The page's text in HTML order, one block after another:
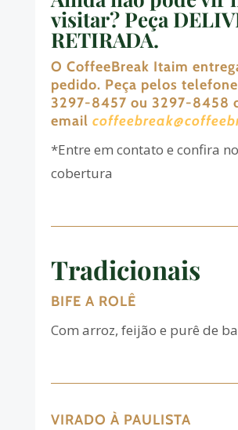
visitar? Peça
RETIRADA.
O CoffeeBreak Itaim
pedido. Peça pelos
3297-8457 ou 3297-8458
email
*Entre em contato e confira
cobertura
Tradicionais
BIFE A ROLÊ
Com arroz, feijão e purê de
VIRADO À PAULISTA